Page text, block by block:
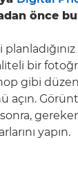
önce
bir
gibi
açın.
yapın.